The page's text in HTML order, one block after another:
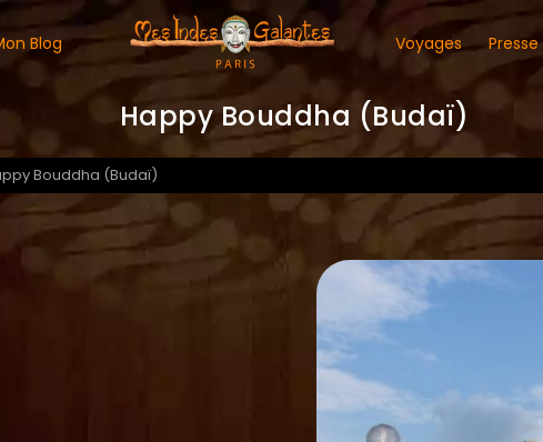
Blog Voyages Presse
Happy Bouddha (Budaï)
Bouddha (Budaï)